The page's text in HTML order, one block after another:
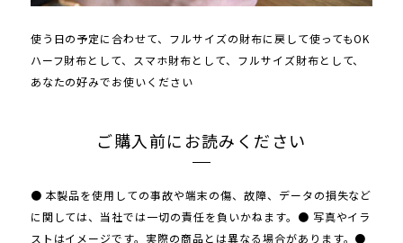
使う日の予定に合わせて、フルサイズの財布に戻して使ってもOK
ハーフ財布として、スマホ財布として、フルサイズ財布として、
あなたの好みでお使いください
ご購入前にお読みください
● 本製品を使用しての事故や端末の傷、故障、データの損失など
に関しては、当社では一切の責任を負いかねます。● 写真やイラ
ストはイメージです。実際の商品とは異なる場合があります。●